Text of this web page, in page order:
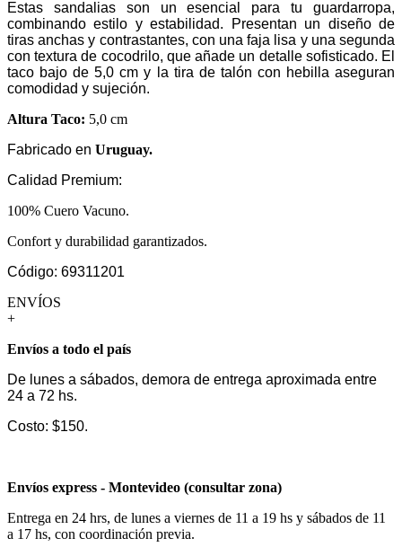
Estas sandalias son un esencial para tu guardarropa,
combinando estilo y estabilidad. Presentan un diseño de
tiras anchas y contrastantes, con una faja lisa y una segunda
con textura de cocodrilo, que añade un detalle sofisticado. El
taco bajo de 5,0 cm y la tira de talón con hebilla aseguran
comodidad y sujeción.
Altura Taco: 5,0 cm
Fabricado en Uruguay.
Calidad Premium:
100% Cuero Vacuno.
Confort y durabilidad garantizados.
Código: 69311201
ENVÍOS
+
Envíos a todo el país
De lunes a sábados, demora de entrega aproximada entre
24 a 72 hs.
Costo: $150.
Envíos express - Montevideo (consultar zona)
Entrega en 24 hrs, de lunes a viernes de 11 a 19 hs y sábados de 11
a 17 hs, con coordinación previa.